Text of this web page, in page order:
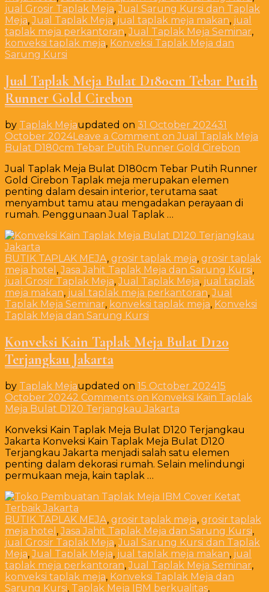
jual Grosir Taplak Meja,Jual Sarung Kursi dan Taplak
Meja,Jual Taplak Meja, jual taplak meja makan, jual
taplak meja perkantoran,Jual Taplak Meja Seminar,
konveksi taplak meja, Konveksi Taplak Meja dan
Sarung Kursi
Jual Taplak Meja Bulat D180cm Tebar Putih
Runner Gold Cirebon
by Taplak Mejaupdated on 31 October 202431
October 2024Leave a Comment on Jual Taplak Meja
Bulat D180cm Tebar Putih Runner Gold Cirebon
Jual Taplak Meja Bulat D180cm Tebar Putih Runner
Gold Cirebon Taplak meja merupakan elemen
penting dalam desain interior, terutama saat
menyambut tamu atau mengadakan perayaan di
rumah. Penggunaan Jual Taplak …
BUTIK TAPLAK MEJA, grosir taplak meja, grosir taplak
meja hotel ,Jasa Jahit Taplak Meja dan Sarung Kursi,
jual Grosir Taplak Meja,Jual Taplak Meja, jual taplak
meja makan, jual taplak meja perkantoran,Jual
Taplak Meja Seminar, konveksi taplak meja, Konveksi
Taplak Meja dan Sarung Kursi
Konveksi Kain Taplak Meja Bulat D120
Terjangkau Jakarta
by Taplak Mejaupdated on 15 October 202415
October 20242 Comments on Konveksi Kain Taplak
Meja Bulat D120 Terjangkau Jakarta
Konveksi Kain Taplak Meja Bulat D120 Terjangkau
Jakarta Konveksi Kain Taplak Meja Bulat D120
Terjangkau Jakarta menjadi salah satu elemen
penting dalam dekorasi rumah. Selain melindungi
permukaan meja, kain taplak …
BUTIK TAPLAK MEJA, grosir taplak meja, grosir taplak
meja hotel ,Jasa Jahit Taplak Meja dan Sarung Kursi,
jual Grosir Taplak Meja,Jual Sarung Kursi dan Taplak
Meja,Jual Taplak Meja, jual taplak meja makan, jual
taplak meja perkantoran,Jual Taplak Meja Seminar,
konveksi taplak meja, Konveksi Taplak Meja dan
Sarung Kursi, Taplak Meja IBM berkualitas,